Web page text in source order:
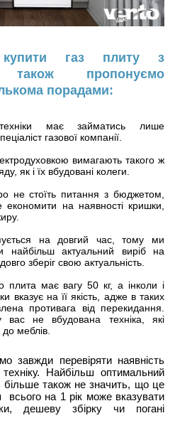
газ плиту з
також пропонуємо
порадами:
має займатись лише
газової компанії.
вимагають такого ж
як і їх вбудовані колеги.
не стоїть питання з бюджетом,
економити на наявності кришки,
на довгий час, тому ми
найбільш актуальний виріб на
зберіг свою актуальність.
плита має вагу 50 кг, а інколи і
вказує на її якість, адже в таких
противага від перекидання.
не вбудована техніка, які
до меблів.
завжди перевіряти наявність
техніку. Найбільш оптимальний
більше також не значить, що це
на 1 рік може вказувати
дешеву збірку чи погані